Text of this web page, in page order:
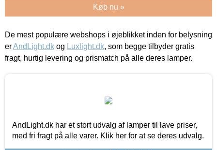
Køb nu »
De mest populære webshops i øjeblikket inden for belysning
erAndLight.dk og Luxlight.dk, som begge tilbyder gratis
fragt, hurtig levering og prismatch på alle deres lamper.
AndLight.dk har et stort udvalg af lamper til lave priser,
med fri fragt på alle varer. Klik her for at se deres udvalg.